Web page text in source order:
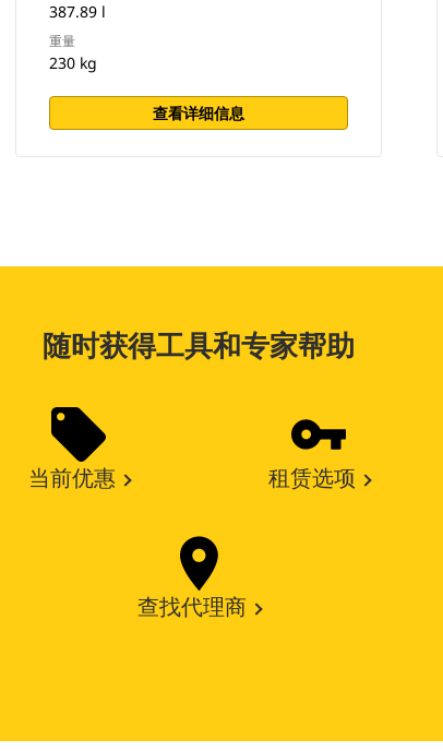
387.89 l
重量
230 kg
查看详细信息
随时获得工具和专家帮助
当前优惠 租赁选项
查找代理商